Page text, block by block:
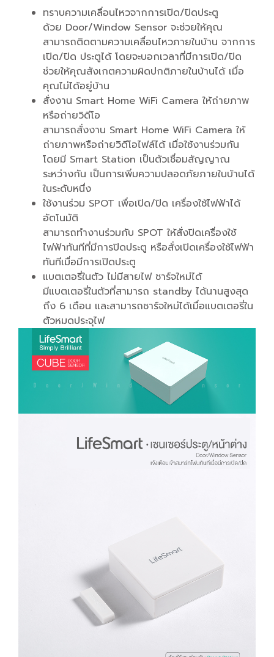
ทราบความเคลื่อนไหวจากการเปิด/ปิดประตู
ด้วย Door/Window Sensor จะช่วยให้คุณ
สามารถติดตามความเคลื่อนไหวภายในบ้าน จากการ
เปิด/ปิด ประตูได้ โดยจะบอกเวลาที่มีการเปิด/ปิด
ช่วยให้คุณสังเกตความผิดปกติภายในบ้านได้ เมื่อ
คุณไม่ได้อยู่บ้าน
สั่งงาน Smart Home WiFi Camera ให้ถ่ายภาพ
หรือถ่ายวิดีโอ
สามารถสั่งงาน Smart Home WiFi Camera ให้
ถ่ายภาพหรือถ่ายวิดีโอไฟล์ได้ เมื่อใช้งานร่วมกัน
โดยมี Smart Station เป็นตัวเชื่อมสัญญาณ
ระหว่างกัน เป็นการเพิ่มความปลอดภัยภายในบ้านได้
ในระดับหนึ่ง
ใช้งานร่วม SPOT เพื่อเปิด/ปิด เครื่องใช้ไฟฟ้าได้
อัตโนมัติ
สามารถทำงานร่วมกับ SPOT ให้สั่งปิดเครื่องใช้
ไฟฟ้าทันทีที่มีการปิดประตู หรือสั่งเปิดเครื่องใช้ไฟฟ้า
ทันทีเมื่อมีการเปิดประตู
แบตเตอรี่ในตัว ไม่มีสายไฟ ชาร์จใหม่ได้
มีแบตเตอรี่ในตัวที่สามารถ standby ได้นานสูงสุด
ถึง 6 เดือน และสามารถชาร์จใหม่ได้เมื่อแบตเตอรี่ใน
ตัวหมดประจุไฟ